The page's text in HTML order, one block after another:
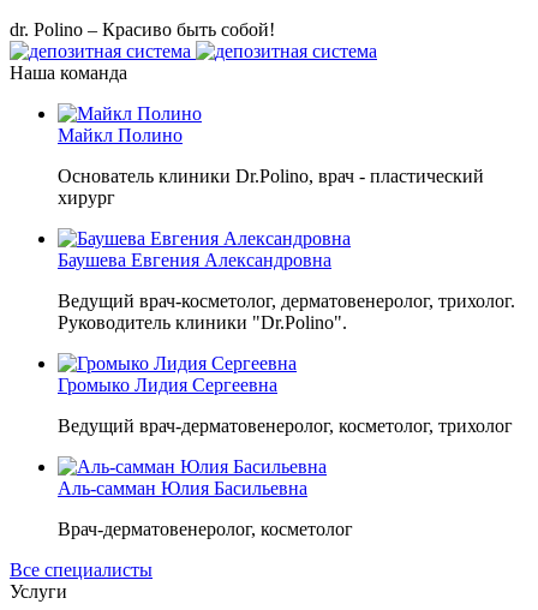
dr. Polino – Красиво быть собой!
Наша команда
Майкл Полино
Основатель клиники Dr.Polino, врач - пластический
хирург
Баушева Евгения Александровна
Ведущий врач-косметолог, дерматовенеролог, трихолог.
Руководитель клиники "Dr.Polino".
Громыко Лидия Сергеевна
Ведущий врач-дерматовенеролог, косметолог, трихолог
Аль-самман Юлия Басильевна
Врач-дерматовенеролог, косметолог
Все специалисты
Услуги